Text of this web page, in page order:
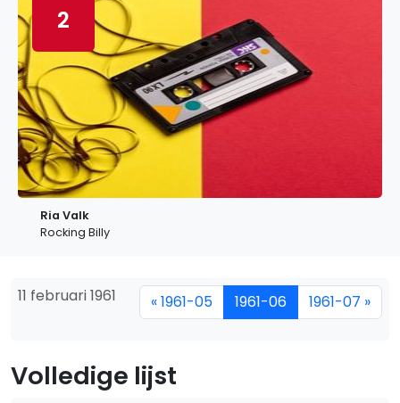
2
Ria Valk
Rocking Billy
11 februari 1961 « 1961-05 1961-06 1961-07 »
Volledige lijst